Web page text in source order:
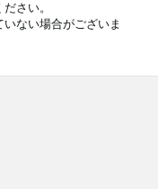
さい。
ない場合がございま